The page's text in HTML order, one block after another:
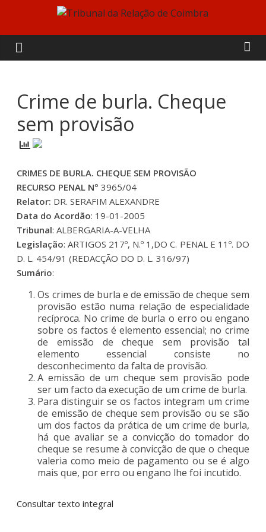
content
Tribunal
da
Relação
de
Coimbra
Crime de burla. Cheque
sem provisão
CRIMES DE BURLA. CHEQUE SEM PROVISÃO
RECURSO PENAL Nº 3965/04
Relator: DR. SERAFIM ALEXANDRE
Data do Acordão: 19-01-2005
Tribunal: ALBERGARIA-A-VELHA
Legislação: ARTIGOS 217º, N.º 1,DO C. PENAL E 11º. DO
D. L. 454/91 (REDACÇÃO DO D. L. 316/97)
Sumário:
Os crimes de burla e de emissão de cheque sem
provisão estão numa relação de especialidade
recíproca. No crime de burla o erro ou engano
sobre os factos é elemento essencial; no crime
de emissão de cheque sem provisão tal
elemento essencial consiste no
desconhecimento da falta de provisão.
A emissão de um cheque sem provisão pode
ser um facto da execução de um crime de burla.
Para distinguir se os factos integram um crime
de emissão de cheque sem provisão ou se são
um dos factos da prática de um crime de burla,
há que avaliar se a convicção do tomador do
cheque se resume à convicção de que o cheque
valeria como meio de pagamento ou se é algo
mais que, por erro ou engano lhe foi incutido.
Consultar texto integral